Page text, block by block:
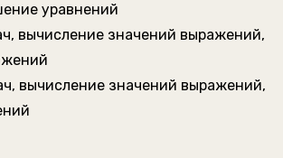
уравнений
вычисление значений выражений,
вычисление значений выражений,